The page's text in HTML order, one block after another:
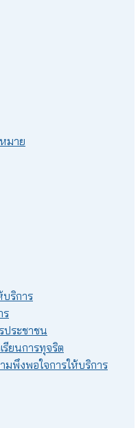
มาย
ริการ
ร
ประชาชน
รียนการทุจริต
มพึงพอใจการให้บริการ